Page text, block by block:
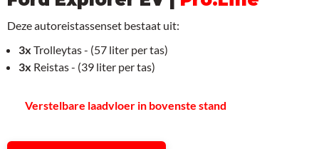
Deze autoreistassenset bestaat uit:
3x Trolleytas - (57 liter per tas)
3x Reistas - (39 liter per tas)
Verstelbare laadvloer in bovenste stand